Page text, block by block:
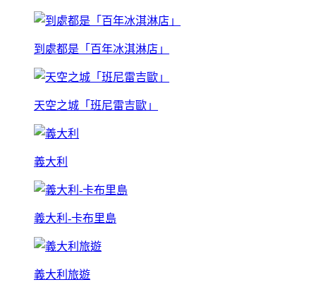
到處都是「百年冰淇淋店」
天空之城「班尼雷吉歐」
義大利
義大利-卡布里島
義大利旅遊